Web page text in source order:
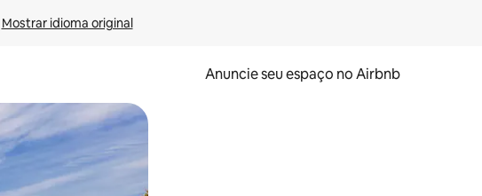
Mostrar idioma original
Anuncie seu espaço no Airbnb